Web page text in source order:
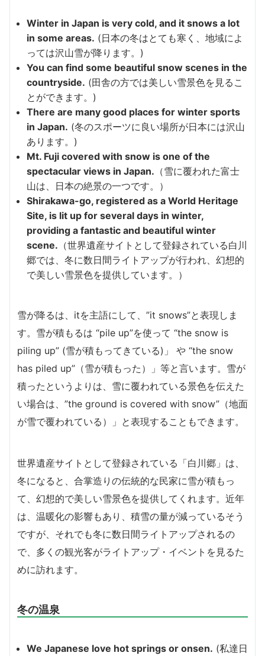
Winter in Japan is very cold, and it snows a lot
in some areas. (日本の冬はとても寒く、地域によ
っては沢山雪が降ります。)
You can find some beautiful snow scenes in the
countryside. (田舎の方では美しい雪景色を見るこ
とができます。)
There are many good places for winter sports
in Japan. (冬のスポーツに良い場所が日本には沢山
あります。)
Mt. Fuji covered with snow is one of the
spectacular views in Japan. （雪に覆われた富士
山は、日本の絶景の一つです。）
Shirakawa-go, registered as a World Heritage
Site, is lit up for several days in winter,
providing a fantastic and beautiful winter
scene. （世界遺産サイトとして登録されている白川
郷では、冬に数日間ライトアップが行われ、幻想的
で美しい雪景色を提供しています。）
雪が降るは、itを主語にして、”it snows”と表現しま
す。雪が積もるは “pile up”を使って “the snow is
piling up” (雪が積もってきている)」 や “the snow
has piled up”（雪が積もった）」等と言います。雪が
積ったというよりは、雪に覆われている景色を伝えた
い場合は、”the ground is covered with snow”（地面
が雪で覆われている）」と表現することもできます。
世界遺産サイトとして登録されている「白川郷」は、
冬になると、合掌造りの伝統的な民家に雪が積もっ
て、幻想的で美しい雪景色を提供してくれます。近年
は、温暖化の影響もあり、積雪の量が減っているそう
ですが、それでも冬に数日間ライトアップされるの
で、多くの観光客がライトアップ・イベントを見るた
めに訪れます。
冬の温泉
We Japanese love hot springs or onsen. (私達日